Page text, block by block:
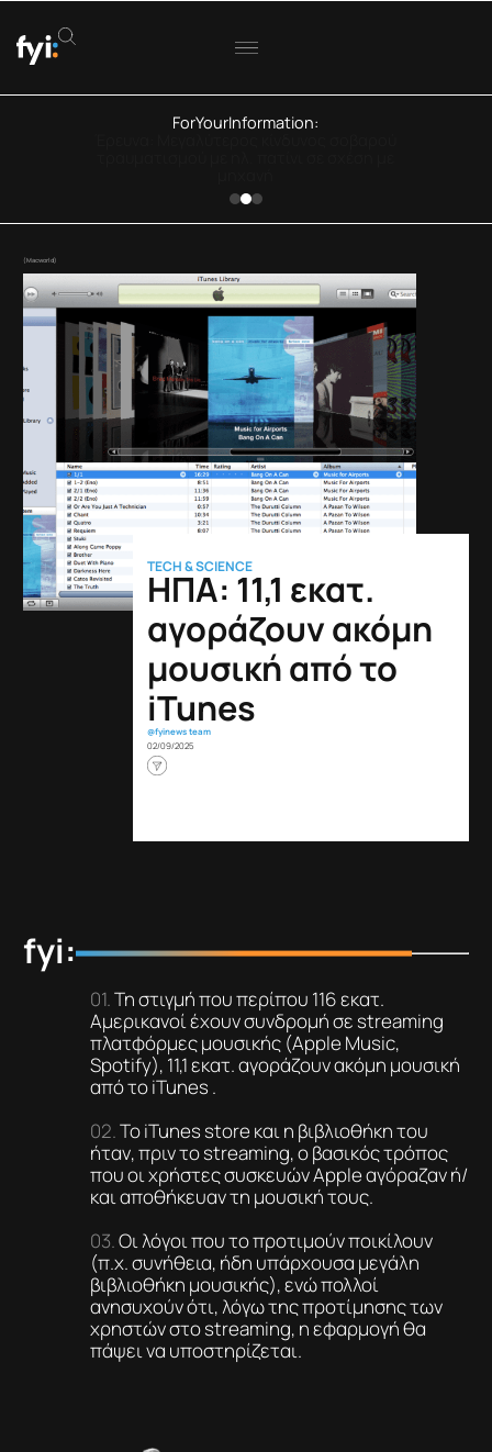
ForYourInformation:
(Macworld)
TECH & SCIENCE
ΗΠΑ: 11,1 εκατ.
αγοράζουν ακόμη
μουσική από το
iTunes
@fyinews team
02/09/2025
fyi:
Τη στιγμή που περίπου 116 εκατ.
Αμερικανοί έχουν συνδρομή σε streaming
πλατφόρμες μουσικής (Apple Music,
Spotify), 11,1 εκατ. αγοράζουν ακόμη μουσική
από το iTunes .
Το iTunes store και η βιβλιοθήκη του
ήταν, πριν το streaming, ο βασικός τρόπος
που οι χρήστες συσκευών Apple αγόραζαν ή/
και αποθήκευαν τη μουσική τους.
Οι λόγοι που το προτιμούν ποικίλουν
(π.χ. συνήθεια, ήδη υπάρχουσα μεγάλη
βιβλιοθήκη μουσικής), ενώ πολλοί
ανησυχούν ότι, λόγω της προτίμησης των
χρηστών στο streaming, η εφαρμογή θα
πάψει να υποστηρίζεται.